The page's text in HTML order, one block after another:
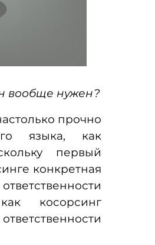
вообще нужен?
прочно
языка, как
первый
конкретная
косорсинг